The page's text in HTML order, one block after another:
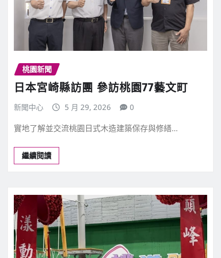
桃園新聞
日本宮崎縣訪團 參訪桃園77藝文町
新聞中心 5 月 29, 2026 0
實地了解並交流桃園日式木造建築保存與修繕…
繼續閱讀